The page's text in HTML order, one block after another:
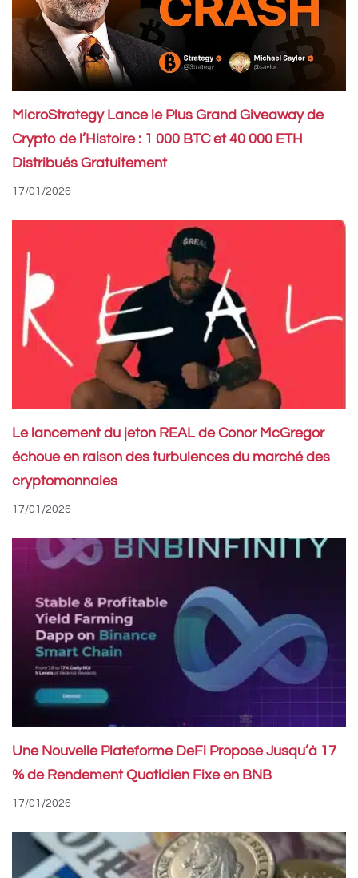
MicroStrategy Lance le Plus Grand Giveaway de
Crypto de l’Histoire : 1 000 BTC et 40 000 ETH
Distribués Gratuitement
17/01/2026
Le lancement du jeton REAL de Conor McGregor
échoue en raison des turbulences du marché des
cryptomonnaies
17/01/2026
Une Nouvelle Plateforme DeFi Propose Jusqu’à 17
% de Rendement Quotidien Fixe en BNB
17/01/2026